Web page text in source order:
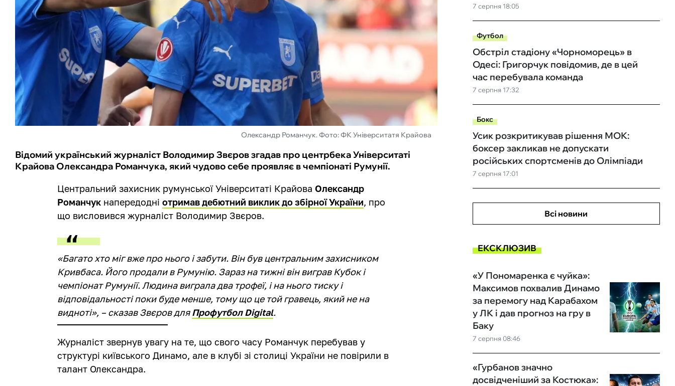
Олександр Романчук. Фото: ФК Університатя Крайова
Відомий український журналіст Володимир Звєров згадав про центрбека Університаті
Крайова Олександра Романчука, який чудово себе проявляє в чемпіонаті Румунії.
Центральний захисник румунської Університаті Крайова Олександр
Романчук напередодніотримав дебютний виклик до збірної України, про
що висловився журналіст Володимир Звєров.
«Багато хто міг вже про нього і забути. Він був центральним захисником
Кривбаса. Його продали в Румунію. Зараз на тижні він виграв Кубок і
чемпіонат Румунії. Людина виграла два трофеї, і на нього тиску і
відповідальності поки буде менше, тому що це той гравець, який не на
видноті», – сказав Звєров дляПрофутбол Digital.
Журналіст звернув увагу на те, що свого часу Романчук перебував у
структурі київського Динамо, але в клубі зі столиці України не повірили в
талант Олександра.
7 серпня 18:05
Футбол
7 серпня 17:32
Обстріл стадіону «Чорноморець» в
Одесі: Григорчук повідомив, де в цей
час перебувала команда
Бокс
7 серпня 17:01
Усик розкритикував рішення МОК:
боксер закликав не допускати
російських спортсменів до Олімпіади
Всі новини
ЕКСКЛЮЗИВ
7 серпня 08:46
«У Пономаренка є чуйка»:
Максимов похвалив Динамо
за перемогу над Карабахом
у ЛК і дав прогноз на гру в
Баку
«Гурбанов значно
досвідченіший за Костюка»: